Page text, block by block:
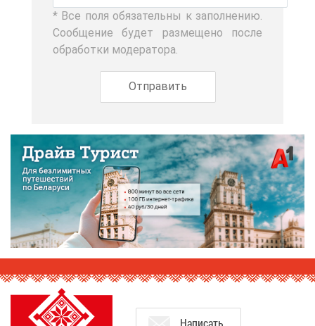
* Все по­ля обя­за­тель­ны к за­пол­не­нию.
Со­об­ще­ние бу­дет раз­ме­ще­но по­сле
об­ра­бот­ки мо­де­ра­то­ра.